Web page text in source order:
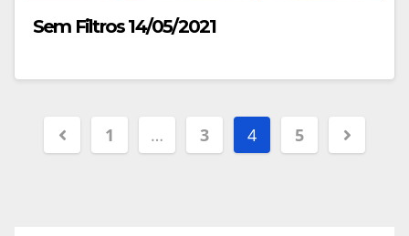
Sem Filtros 14/05/2021
Navegação
1 … 3 4 5